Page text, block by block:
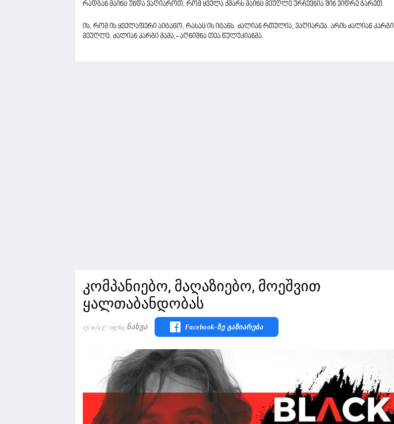
რადგან მაინც უნდა ვაღიაროთ, რომ ყველა ქმარს მაინც მეუღლე ურჩევნია შინ ვიდრე გარეთ.
ის, რომ ის ყველაფერი აიტანო, რასაც ის იტანს, ძალიან რთულია, ვაღიარებ. არის ძალიან კარგი
მეუღლე, ძალიან კარგი მამა,- აღნიშნა თეა წულუკიანმა.
კომპანიებო, მაღაზიებო, მოეშვით
ყალთაბანდობას
17/11/23 19763 Ნახვა Facebook-Ზე Გაზიარება